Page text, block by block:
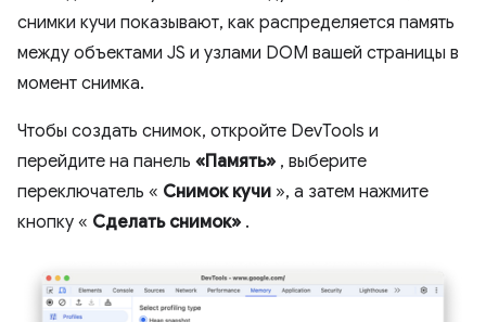
снимки кучи показывают, как распределяется память
между объектами JS и узлами DOM вашей страницы в
момент снимка.
Чтобы создать снимок, откройте DevTools и
перейдите на панель «Память» , выберите
переключатель « Снимок кучи », а затем нажмите
кнопку « Сделать снимок» .